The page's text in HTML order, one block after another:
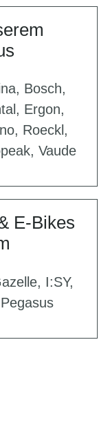
Bosch,
Ergon,
Roeckl,
Vaude
E-Bikes
I:SY,